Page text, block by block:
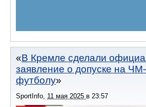
В Кремле сделали
заявление о допуске на
футболу
SportInfo 11 мая 2025 в 23:57